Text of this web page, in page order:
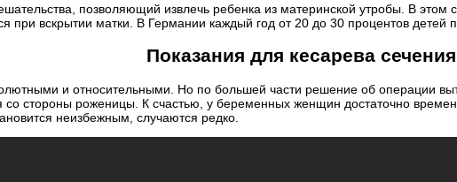
позволяющий извлечь ребенка из материнской утробы. В
при вскрытии матки. В Германии каждый год от 20 до 30 процентов детей
Показания для кесарева сечения
и относительными. Но по большей части решение об операции
стороны роженицы. К счастью, у беременных женщин достаточно
неизбежным, случаются редко.